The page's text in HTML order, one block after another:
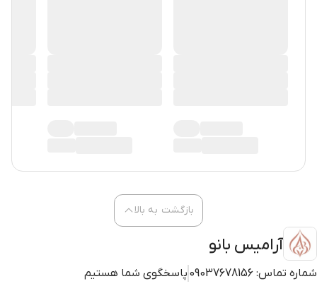
آرامیس بانو
شماره تماس: 09037678156 پاسخگوی شما هستیم
بازگشت به بالا